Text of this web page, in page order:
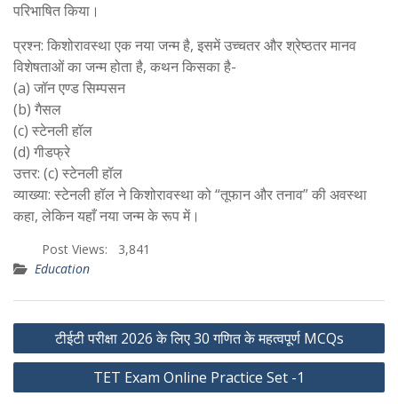
परिभाषित किया।
प्रश्न: किशोरावस्‍था एक नया जन्‍म है, इसमें उच्‍चतर और श्रेष्‍ठतर मानव
विशेषताओं का जन्‍म होता है, कथन किसका है-
(a) जॉन एण्‍ड सिम्‍पसन
(b) गैसल
(c) स्‍टेनली हॉल
(d) गीडफ्रे
उत्तर: (c) स्‍टेनली हॉल
व्याख्या: स्टेनली हॉल ने किशोरावस्था को “तूफान और तनाव” की अवस्था
कहा, लेकिन यहाँ नया जन्म के रूप में।
Post Views:
3,841
Education
Post
navigation
टीईटी परीक्षा 2026 के लिए 30 गणित के महत्वपूर्ण MCQs
TET Exam Online Practice Set -1